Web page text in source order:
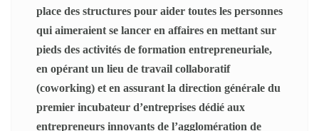
place des structures pour aider toutes les personnes
qui aimeraient se lancer en affaires en mettant sur
pieds des activités de formation entrepreneuriale,
en opérant un lieu de travail collaboratif
(coworking) et en assurant la direction générale du
premier incubateur d’entreprises dédié aux
entrepreneurs innovants de l’agglomération de